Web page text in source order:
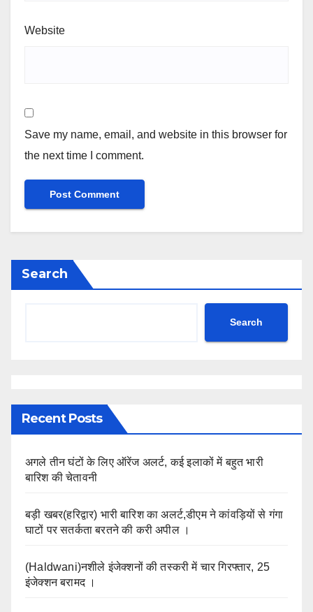
Website
Save my name, email, and website in this browser for
the next time I comment.
Search
Search
Recent Posts
अगले तीन घंटों के लिए ऑरेंज अलर्ट, कई इलाकों में बहुत भारी
बारिश की चेतावनी
बड़ी खबर(हरिद्वार) भारी बारिश का अलर्ट,डीएम ने कांवड़ियों से गंगा
घाटों पर सतर्कता बरतने की करी अपील ।
(Haldwani)नशीले इंजेक्शनों की तस्करी में चार गिरफ्तार, 25
इंजेक्शन बरामद ।